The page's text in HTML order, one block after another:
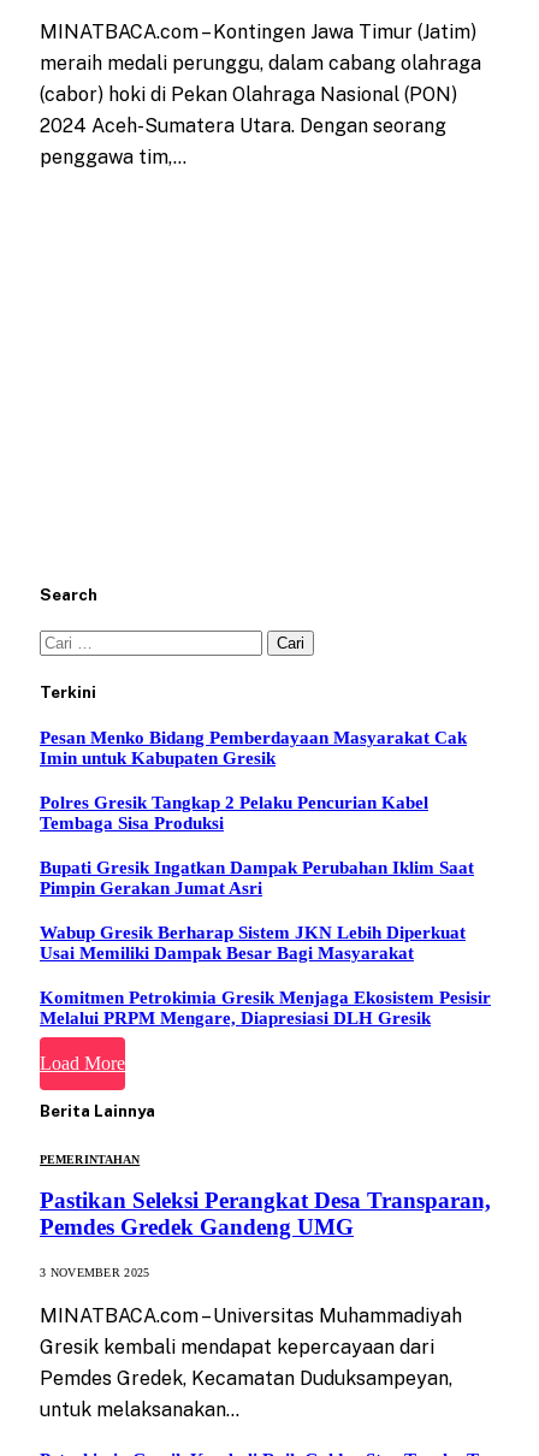
MINATBACA.com – Kontingen Jawa Timur (Jatim)
meraih medali perunggu, dalam cabang olahraga
(cabor) hoki di Pekan Olahraga Nasional (PON)
2024 Aceh-Sumatera Utara. Dengan seorang
penggawa tim,…
Search
Cari
untuk:
Terkini
Pesan Menko Bidang Pemberdayaan Masyarakat Cak
Imin untuk Kabupaten Gresik
Polres Gresik Tangkap 2 Pelaku Pencurian Kabel
Tembaga Sisa Produksi
Bupati Gresik Ingatkan Dampak Perubahan Iklim Saat
Pimpin Gerakan Jumat Asri
Wabup Gresik Berharap Sistem JKN Lebih Diperkuat
Usai Memiliki Dampak Besar Bagi Masyarakat
Komitmen Petrokimia Gresik Menjaga Ekosistem Pesisir
Melalui PRPM Mengare, Diapresiasi DLH Gresik
Load More
Berita Lainnya
PEMERINTAHAN
Pastikan Seleksi Perangkat Desa Transparan,
Pemdes Gredek Gandeng UMG
3 NOVEMBER 2025
MINATBACA.com – Universitas Muhammadiyah
Gresik kembali mendapat kepercayaan dari
Pemdes Gredek, Kecamatan Duduksampeyan,
untuk melaksanakan…